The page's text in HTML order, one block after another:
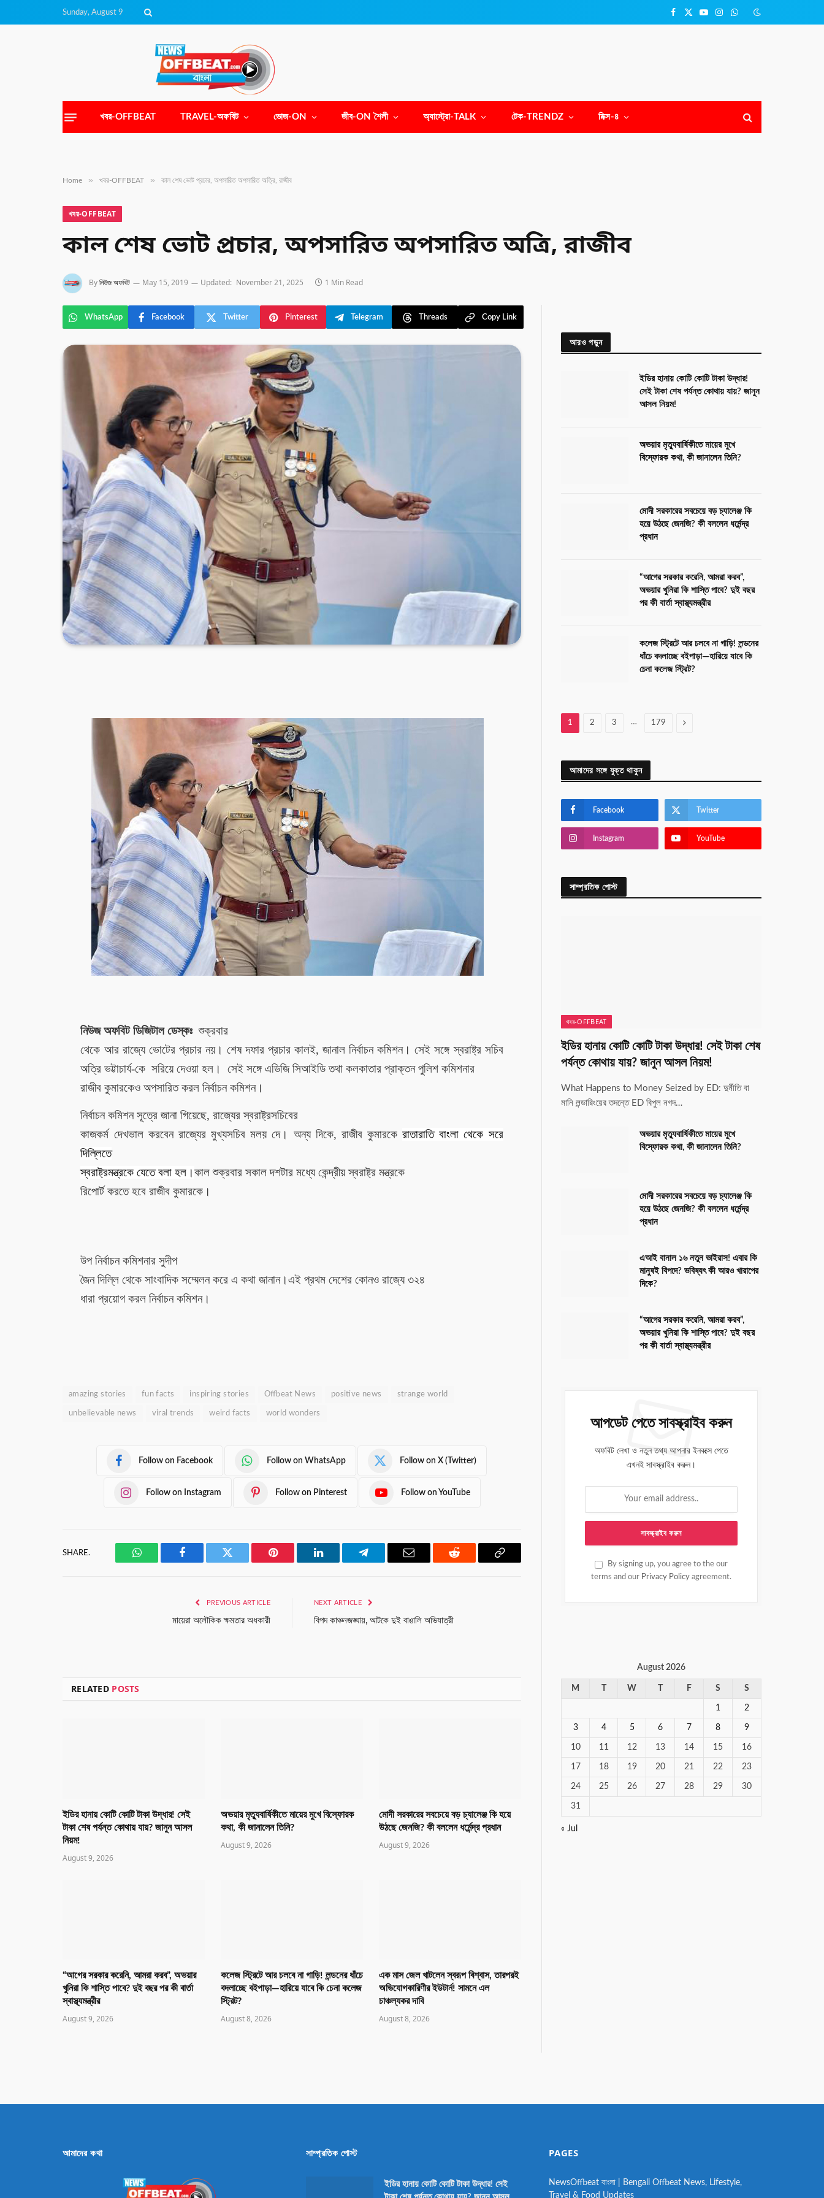
Sunday, August 9
Facebook
X
YouTubeInstagram
WhatsApp
খবর-OFFBEAT TRAVEL-অফবিট ভোজ-ON জীব-ON শৈলী অ্যাস্ট্রো-TALK টেক-TRENDZ মিক্স-৪
Home » খবর-OFFBEAT » কাল শেষ ভোট প্রচার, অপসারিত অপসারিত অত্রি, রাজীব
খবর-OFFBEAT
কাল শেষ ভোট প্রচার, অপসারিত অপসারিত অত্রি, রাজীব
Byনিউজ অফবিট May 15, 2019 Updated: November 21, 2025 1 Min Read
WhatsApp Facebook Twitter Pinterest Telegram Threads Copy Link
নিউজ অফবিট ডিজিটাল ডেস্কঃ শুক্রবার
থেকে আর রাজ্যে ভোটের প্রচারনয়। শেষ দফার প্রচারকালই, জানালনির্বাচন কমিশন। সেই সঙ্গেস্বরাষ্ট্র সচিব
অত্রি ভট্টাচার্য-কে সরিয়ে দেওয়া হল ।সেই সঙ্গে এডিজি সিআইডি তথা কলকাতার প্রাক্তন পুলিশ কমিশনার
রাজীব কুমারকেও অপসারিত করল নির্বাচন কমিশন।
নির্বাচন কমিশন সূত্রে জানা গিয়েছে, রাজ্যের স্বরাষ্ট্রসচিবের
কাজকর্ম দেখভাল করবেন রাজ্যের মুখ্যসচিব মলয় দে। অন্য দিকে, রাজীব কুমারকেরাতারাতি বাংলা থেকে সরে
দিল্লিতে
স্বরাষ্ট্রমন্ত্রকে যেতে বলা হল।কাল শুক্রবার সকাল দশটার মধ্যে কেন্দ্রীয় স্বরাষ্ট্র মন্ত্রকে
রিপোর্ট করতে হবে রাজীব কুমারকে।
উপ নির্বাচন কমিশনার সুদীপ
জৈন দিল্লি থেকে সাংবাদিক সম্মেলন করে এ কথা জানান।এই প্রথম দেশের কোনও রাজ্যে ৩২৪
ধারা প্রয়োগ করল নির্বাচন কমিশন।
amazing stories fun facts inspiring stories Offbeat News positive news strange world
unbelievable news viral trends weird facts world wonders
Follow on Facebook Follow on WhatsApp Follow on X (Twitter)
Follow on Instagram Follow on Pinterest Follow on YouTube
SHARE.
WhatsAppFacebook Twitter Pinterest LinkedIn Telegram Email Reddit
Copy
PREVIOUS ARTICLE
মায়েরা অলৌকিক ক্ষমতার অধকারী
NEXT ARTICLE
বিপদ কাঞ্চনজঙ্ঘায়, আটকে দুই বাঙালি অভিযাত্রী
RELATED POSTS
ইডির হানায় কোটি কোটি টাকা উদ্ধার! সেই
টাকা শেষ পর্যন্ত কোথায় যায়? জানুন আসল
নিয়ম!
August 9, 2026
অভয়ার মৃত্যুবার্ষিকীতে মায়ের মুখে বিস্ফোরক
কথা, কী জানালেন তিনি?
August 9, 2026
মোদী সরকারের সবচেয়ে বড় চ্যালেঞ্জ কি হয়ে
উঠছে জেনজি? কী বললেন ধর্মেন্দ্র প্রধান
August 9, 2026
“আগের সরকার করেনি, আমরা করব”, অভয়ার
খুনিরা কি শাস্তি পাবে? দুই বছর পর কী বার্তা
স্বাস্থ্যমন্ত্রীর
August 9, 2026
কলেজ স্ট্রিটে আর চলবে না গাড়ি! লন্ডনের ধাঁচে
বদলাচ্ছে বইপাড়া—হারিয়ে যাবে কি চেনা কলেজ
স্ট্রিট?
August 8, 2026
এক মাস জেল খাটলেন স্বরূপ বিশ্বাস, তারপরই
অভিযোগকারিণীর ইউটার্ন! সামনে এল
চাঞ্চল্যকর দাবি
August 8, 2026
আরও পড়ুন
ইডির হানায় কোটি কোটি টাকা উদ্ধার!
সেই টাকা শেষ পর্যন্ত কোথায় যায়? জানুন
আসল নিয়ম!
অভয়ার মৃত্যুবার্ষিকীতে মায়ের মুখে
বিস্ফোরক কথা, কী জানালেন তিনি?
মোদী সরকারের সবচেয়ে বড় চ্যালেঞ্জ কি
হয়ে উঠছে জেনজি? কী বললেন ধর্মেন্দ্র
প্রধান
“আগের সরকার করেনি, আমরা করব”,
অভয়ার খুনিরা কি শাস্তি পাবে? দুই বছর
পর কী বার্তা স্বাস্থ্যমন্ত্রীর
কলেজ স্ট্রিটে আর চলবে না গাড়ি! লন্ডনের
ধাঁচে বদলাচ্ছে বইপাড়া—হারিয়ে যাবে কি
চেনা কলেজ স্ট্রিট?
1 2 3 … 179 Next
আমাদের সঙ্গে যুক্ত থাকুন
Facebook Twitter
Instagram YouTube
সাম্প্রতিক পোস্ট
খবর-OFFBEAT
ইডির হানায় কোটি কোটি টাকা উদ্ধার! সেই টাকা শেষ
পর্যন্ত কোথায় যায়? জানুন আসল নিয়ম!
What Happens to Money Seized by ED: দুর্নীতি বা
মানি লন্ডারিংয়ের তদন্তে ED বিপুল নগদ…
অভয়ার মৃত্যুবার্ষিকীতে মায়ের মুখে
বিস্ফোরক কথা, কী জানালেন তিনি?
মোদী সরকারের সবচেয়ে বড় চ্যালেঞ্জ কি
হয়ে উঠছে জেনজি? কী বললেন ধর্মেন্দ্র
প্রধান
এআই বানাল ১৬ নতুন ভাইরাস! এবার কি
মানুষই বিপদে? ভবিষ্যৎ কী আরও খারাপের
দিকে?
“আগের সরকার করেনি, আমরা করব”,
অভয়ার খুনিরা কি শাস্তি পাবে? দুই বছর
পর কী বার্তা স্বাস্থ্যমন্ত্রীর
আপডেট পেতে সাবস্ক্রাইব করুন
অফবিট লেখা ও নতুন তথ্য আপনার ইনবক্সে পেতে
এখনই সাবস্ক্রাইব করুন।
By signing up, you agree to the our
terms and our Privacy Policy agreement.
August 2026
M W F S S
1 2
3 4 5 6 7 8 9
10 11 12 13 14 15 16
17 18 19 20 21 22 23
24 25 26 27 28 29 30
31
« Jul
আমাদের কথা সাম্প্রতিক পোস্ট
ইডির হানায় কোটি কোটি টাকা উদ্ধার! সেই
PAGES
NewsOffbeat বাংলা | Bengali Offbeat News, Lifestyle,
Travel & Food Updates